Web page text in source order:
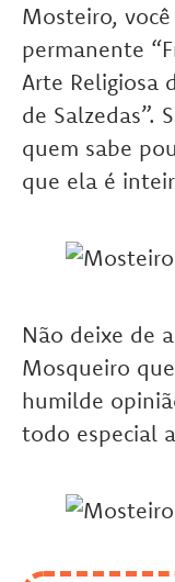
Mosteiro,
permanente
Arte Religiosa
de Salzedas”.
quem sabe
que ela é
Não deixe de
Mosqueiro
humilde
todo especial